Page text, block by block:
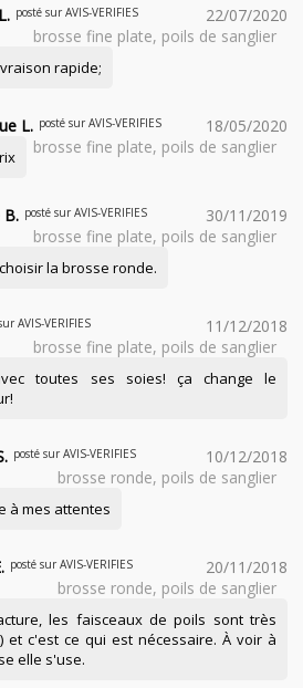
posté sur AVIS-VERIFIES
22/07/2020
brosse fine plate, poils de sanglier
rapide;
L. posté sur AVIS-VERIFIES
18/05/2020
brosse fine plate, poils de sanglier
B. posté sur AVIS-VERIFIES
30/11/2019
brosse fine plate, poils de sanglier
la brosse ronde.
AVIS-VERIFIES
11/12/2018
brosse fine plate, poils de sanglier
toutes ses soies! ça change le
posté sur AVIS-VERIFIES
10/12/2018
brosse ronde, poils de sanglier
à mes attentes
posté sur AVIS-VERIFIES
20/11/2018
brosse ronde, poils de sanglier
les faisceaux de poils sont très
et c'est ce qui est nécessaire. À voir à
elle s'use.